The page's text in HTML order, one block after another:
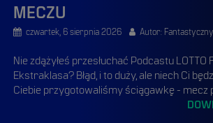
MECZU
czwartek, 6 sierpnia 2026 Autor:
Nie zdążyłeś przesłuchać Podcastu LOTTO
Ekstraklasa? Błąd, i to duży, ale niech Ci
Ciebie przygotowaliśmy ściągawkę - mecz